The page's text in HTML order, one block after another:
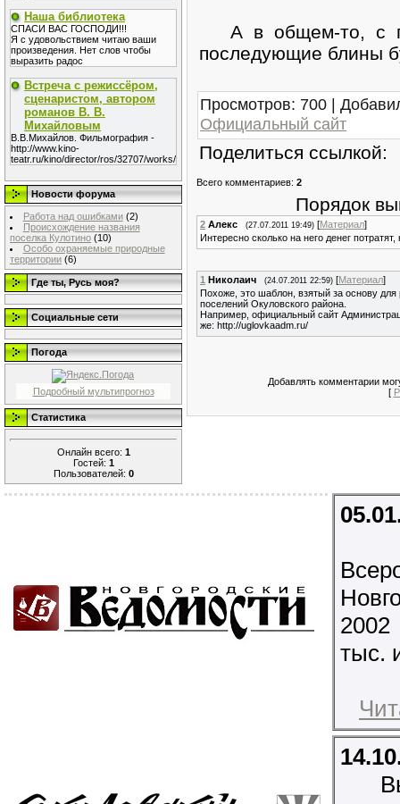
Наша библиотека
СПАСИ ВАС ГОСПОДИ!!!
Я с удовольствием читаю ваши
произведения. Нет слов чтобы
выразить радос
Встреча с режиссёром,
сценаристом, автором
романов В. В.
Михайловым
В.В.Михайлов. Фильмография -
http://www.kino-
teatr.ru/kino/director/ros/32707/works/
Новости форума
Работа над ошибками (2)
Происхождение названия
поселка Кулотино (10)
Особо охраняемые природные
территории (6)
Где ты, Русь моя?
Социальные сети
Погода
Подробный мультипрогноз
Статистика
Онлайн всего: 1
Гостей: 1
Пользователей: 0
А в общем-то, с
последующие блины
Просмотров: 700 |
Официальный сайт
Поделиться ссылкой:
Всего комментариев: 2
Порядок
2 Алекс (27.07.2011 19:49) [Материал]
Интересно сколько на него денег
1 Николаич (24.07.2011 22:59) [Материал]
Похоже, это шаблон, взятый за основу
поселений Окуловского района.
Например, официальный сайт
же: http://uglovkaadm.ru/
Добавлять комментарии
[
тыс.